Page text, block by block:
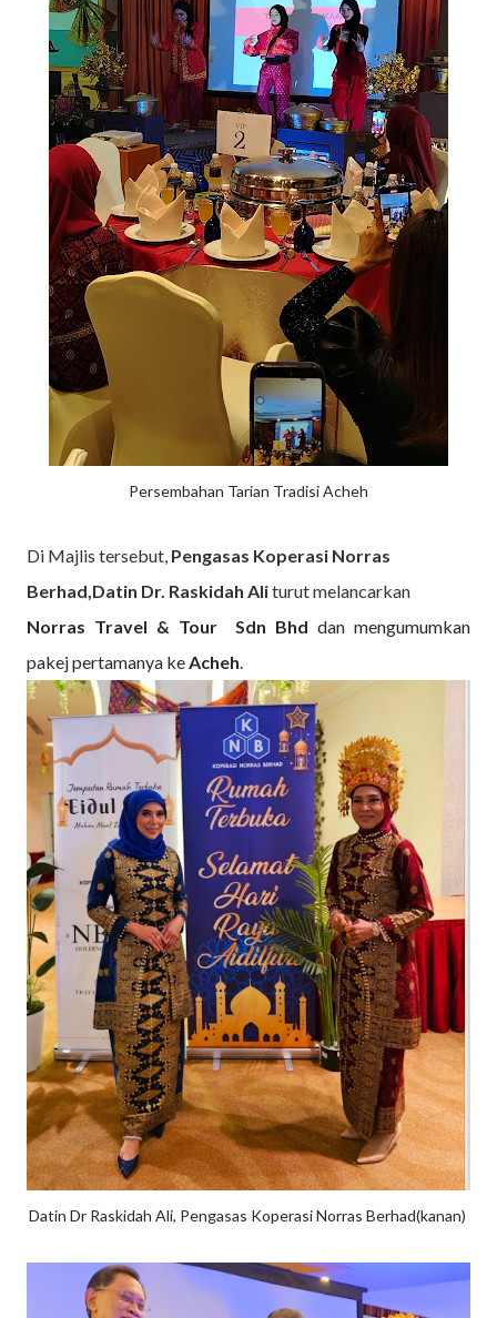
Persembahan Tarian Tradisi Acheh
Di Majlis tersebut, Pengasas Koperasi Norras
Berhad,Datin Dr. Raskidah Aliturut melancarkan
Norras Travel & Tour Sdn Bhd dan mengumumkan
pakej pertamanya ke Acheh
Datin Dr Raskidah Ali, Pengasas Koperasi Norras Berhad(kanan)